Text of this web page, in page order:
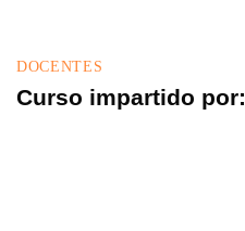
DOCENTES
Curso impartido por: